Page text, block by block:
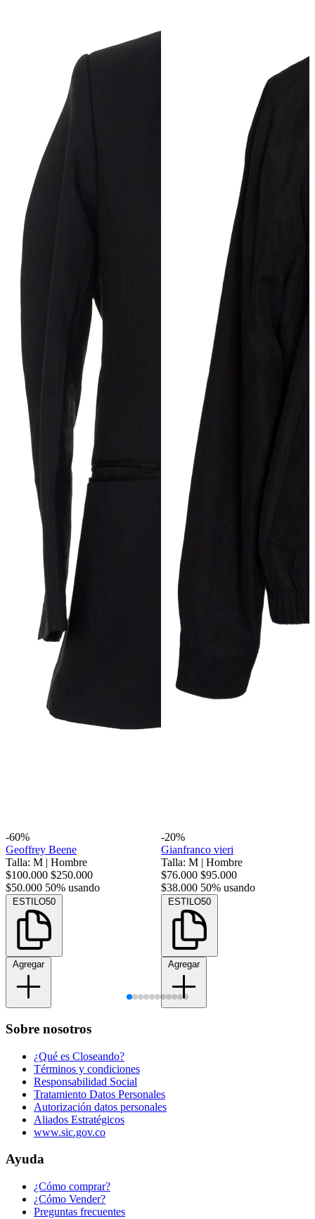
-60%
Geoffrey Beene
Talla: M | Hombre
$100.000 $250.000
$50.000 50% usando
ESTILO50
Agregar
-20%
Gianfranco vieri
Talla: M | Hombre
$76.000 $95.000
$38.000 50% usando
ESTILO50
Agregar
Sobre nosotros
¿Qué es Closeando?
Términos y condiciones
Responsabilidad Social
Tratamiento Datos Personales
Autorización datos personales
Aliados Estratégicos
www.sic.gov.co
Ayuda
¿Cómo comprar?
¿Cómo Vender?
Preguntas frecuentes